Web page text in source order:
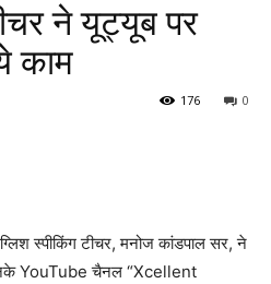
ने यूट्यूब पर
काम
0
176
स्पीकिंग टीचर, मनोज कांडपाल सर, ने
YouTube चैनल “Xcellent